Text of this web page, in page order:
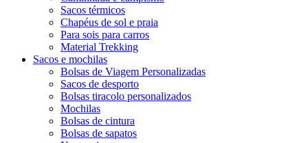
Sacos térmicos
Chapéus de sol e praia
Para sois para carros
Material Trekking
Sacos e mochilas
Bolsas de Viagem Personalizadas
Sacos de desporto
Bolsas tiracolo personalizados
Mochilas
Bolsas de cintura
Bolsas de sapatos